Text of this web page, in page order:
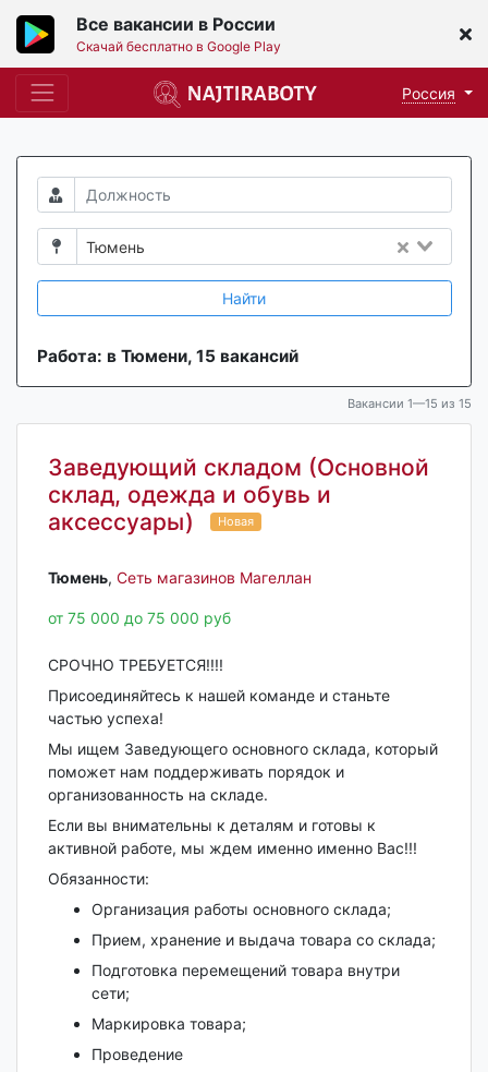
Все вакансии в России
Скачай бесплатно в Google Play
Россия
Тюмень
Найти
Работа: в Тюмени, 15 вакансий
Вакансии 1—15 из 15
Заведующий складом (Основной
склад, одежда и обувь и
аксессуары)
Новая
Тюмень‎, Сеть магазинов Магеллан
от 75 000 до 75 000 руб
СРОЧНО ТРЕБУЕТСЯ!!!!
Присоединяйтесь к нашей команде и станьте
частью успеха!
Мы ищем Заведующего основного склада, который
поможет нам поддерживать порядок и
организованность на складе.
Если вы внимательны к деталям и готовы к
активной работе, мы ждем именно именно Вас!!!
Обязанности:
Организация работы основного склада;
Прием, хранение и выдача товара со склада;
Подготовка перемещений товара внутри
сети;
Маркировка товара;
Проведение